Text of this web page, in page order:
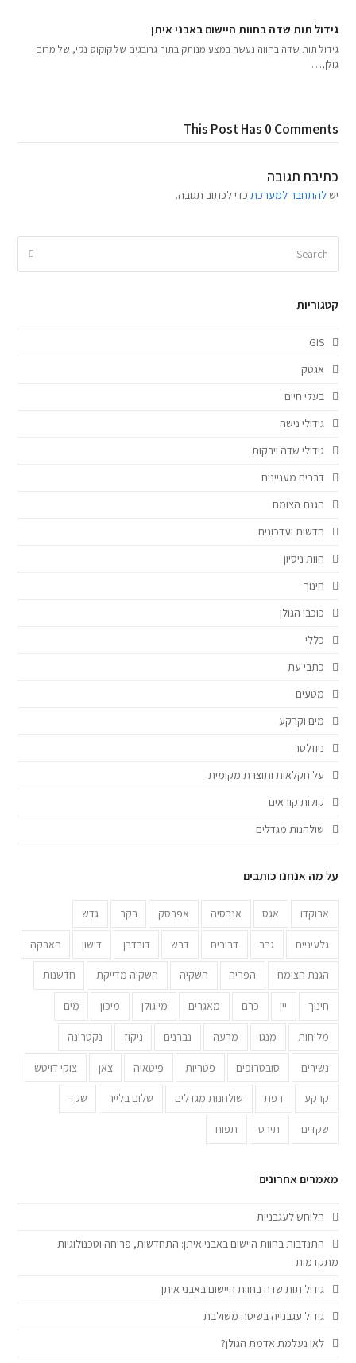
גידול תות שדה בחוות היישום באבני איתן
גידול תות שדה בחווה נעשה במצע מנותק בתוך גרובגים של קוקוס נקי, של מרום
גולן,…
This Post Has 0 Comments
כתיבת תגובה
ישלהתחבר למערכת כדי לכתוב תגובה.
קטגוריות
GIS
אגטק
בעלי חיים
גידולי נישה
גידולי שדה וירקות
דברים מעניינים
הגנת הצומח
חדשות ועדכונים
חוות ניסיון
חינוך
כוכבי הגולן
כללי
כתבי עת
מטעים
מים וקרקע
ניוזלטר
על חקלאות ותוצרת מקומית
קולות קוראים
שולחנות מגדלים
על מה אנחנו כותבים
אבוקדו אגס אנרסיה אפרסק בקר גדש
גלעיניים גרב דבורים דבש דובדבן דישון האבקה
הגנת הצומח הפריה השקיה השקיה מדייקת חדשנות
חינוך יין כרם מאגרים מי גולן מיכון מים
מליחות מנגו מרעה נברנים ניקוז נקטרינה
נשירים סובטרופים פטריות פיטאיה צאן צוקי דויטש
קרקע רפת שולחנות מגדלים שלום בלייר שקד
שקדים תירס תפוח
מאמרים אחרונים
הלוחש לעגבניות
התנדבות בחוות היישום באבני איתן: התחדשות, פריחה וטכנולוגיות
מתקדמות
גידול תות שדה בחוות היישום באבני איתן
גידול עגבנייה בשיטה משולבת
לאן נעלמת אדמת הגולן?